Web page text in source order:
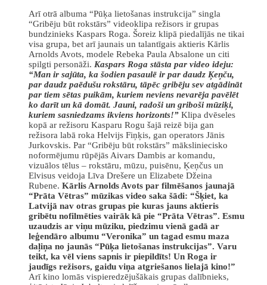
Arī otrā albuma “Pūķa lietošanas instrukcija” singla
“Gribēju būt rokstārs” videoklipa režisors ir grupas
bundzinieks Kaspars Roga. Šoreiz klipā piedalījās ne tikai
visa grupa, bet arī jaunais un talantīgais aktieris Kārlis
Arnolds Avots, modele Rebeka Paula Absalone un citi
spilgti personāži. Kaspars Roga stāsta par video ideju:
“Man ir sajūta, ka šodien pasaulē ir par daudz Ķeņču,
par daudz paēdušu rokstāru, tāpēc gribēju sev atgādināt
par tiem sētas puikām, kuriem neviens nevarēja pavēlēt
ko darīt un kā domāt. Jauni, radoši un griboši mūziķi,
kuriem sasniedzams ikviens horizonts!” Klipa dvēseles
kopā ar režisoru Kasparu Rogu šajā reizē bija gan
režisora labā roka Helvijs Fiņķis, gan operators Jānis
Jurkovskis. Par “Gribēju būt rokstārs” māksliniecisko
noformējumu rūpējās Aivars Dambis ar komandu,
vizuālos tēlus – rokstāru, mūzu, puisēnu, Ķeņčus un
Elvisus veidoja Līva Drešere un Elizabete Džeina
Rubene. Kārlis Arnolds Avots par filmēšanos jaunajā
“Prāta Vētras” mūzikas video saka šādi: “Šķiet, ka
Latvijā nav otras grupas pie kuras jauns aktieris
gribētu nofilmēties vairāk kā pie “Prāta Vētras”. Esmu
uzaudzis ar viņu mūziku, piedzimu vienā gadā ar
leģendāro albumu “Veronika” un tagad esmu maza
daļiņa no jaunās “Pūķa lietošanas instrukcijas”. Varu
teikt, ka vēl viens sapnis ir piepildīts! Un Roga ir
jaudīgs režisors, gaidu viņa atgriešanos lielajā kino!”
Arī kino lomās vispieredzējušākais grupas dalībnieks,